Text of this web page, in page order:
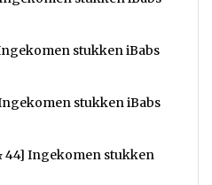
stukken iBabs
stukken iBabs
44] Ingekomen stukken